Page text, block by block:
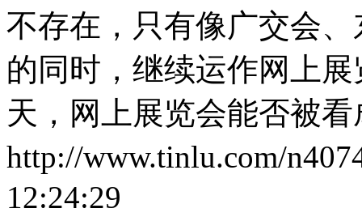
不存在，只有像广交会
的同时，继续运作网上
天，网上展览会能否被
http://www.tinlu.com/
12:24:29